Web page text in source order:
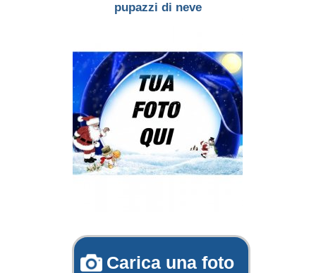
pupazzi di neve
Carica una foto